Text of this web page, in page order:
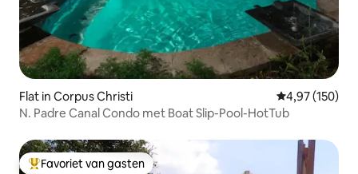
Flat in Corpus Christi Gemiddelde
4,97 (150)
N. Padre Canal Condo met Boat Slip-Pool-HotTub
Topfavoriet van gasten
Favoriet van gasten